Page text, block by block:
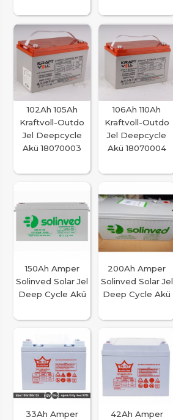
102Ah 105Ah
Kraftvoll-Outdo
Jel Deepcycle
Akü 18070003
106Ah 110Ah
Kraftvoll-Outdo
Jel Deepcycle
Akü 18070004
150Ah Amper
Solinved Solar Jel
Deep Cycle Akü
200Ah Amper
Solinved Solar Jel
Deep Cycle Akü
33Ah Amper
42Ah Amper